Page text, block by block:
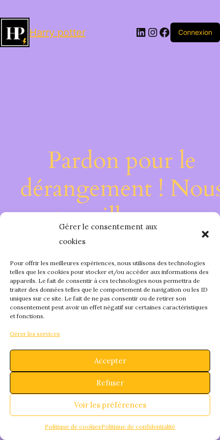
Gérer le consentement aux
cookies
Pour offrir les meilleures expériences, nous utilisons des technologies
telles que les cookies pour stocker et/ou accéder aux informations des
appareils. Le fait de consentir à ces technologies nous permettra de
traiter des données telles que le comportement de navigation ou les ID
uniques sur ce site. Le fait de ne pas consentir ou de retirer son
consentement peut avoir un effet négatif sur certaines caractéristiques
et fonctions.
Gérer les services
Accepter
Refuser
Voir les préférences
Politique de cookiesPolitique de confidentialité
Harry potter LinkedIn
Instagram
Facebook
Connexion
Pardon pour le
dérangement !
travaillons sur
quelque chose de
fantastique –
bientôt !